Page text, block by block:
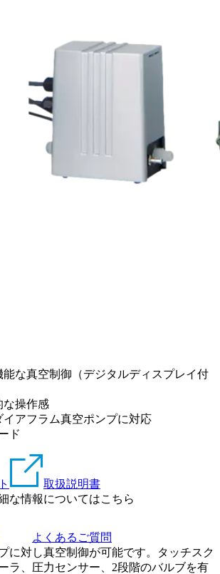
能な真空制御（デジタルディスプレイ付
な操作感
イアフラム真空ポンプに対応
ド
取扱説明書
な情報についてはこちら
よくあるご質問
に対し真空制御が可能です。タッチスク
ラ、圧力センサー、2段階のバルブを有